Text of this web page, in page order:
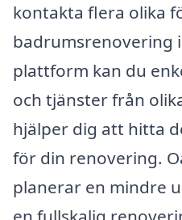
kontakta flera olika
badrumsrenovering
plattform kan du
och tjänster från
hjälper dig att hitta
för din renovering.
planerar en mindre